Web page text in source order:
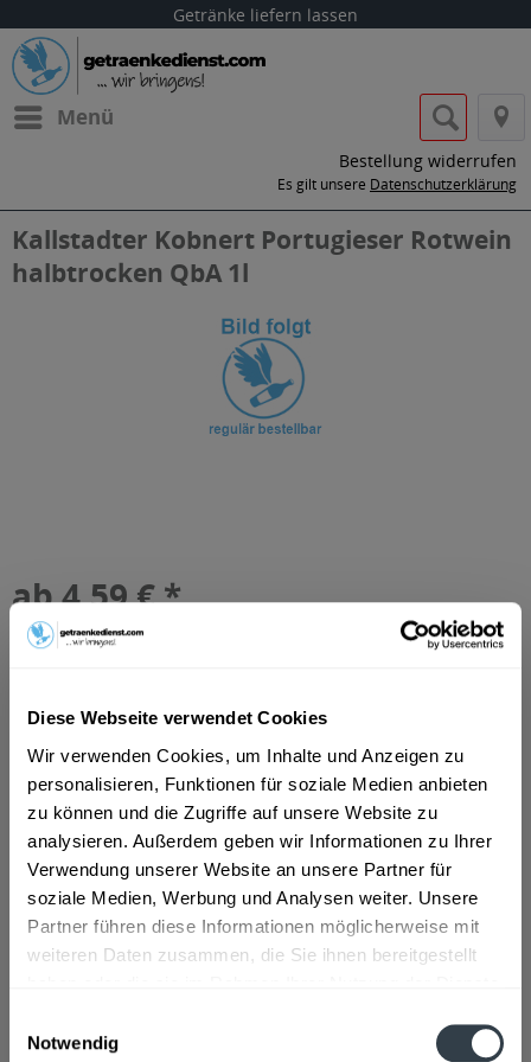
Diese Webseite verwendet Cookies
Wir verwenden Cookies, um Inhalte und Anzeigen zu
personalisieren, Funktionen für soziale Medien anbieten
zu können und die Zugriffe auf unsere Website zu
analysieren. Außerdem geben wir Informationen zu Ihrer
Verwendung unserer Website an unsere Partner für
soziale Medien, Werbung und Analysen weiter. Unsere
Partner führen diese Informationen möglicherweise mit
weiteren Daten zusammen, die Sie ihnen bereitgestellt
Notwendig
Getränke liefern lassen
Menü
Bestellung widerrufen
Es gilt unsere Datenschutzerklärung
Kallstadter Kobnert Portugieser Rotwein
halbtrocken QbA 1l
ab 4,59 € *
Inhalt:
inkl. MwSt.ggf. zzgl. Erschwerniszuschlag
EINWEG
In den Warenkorb
Artikel-Nr.:
28133
Verfügbar in:
Beschreibung
mehr
halbtrocken QbA 1l"